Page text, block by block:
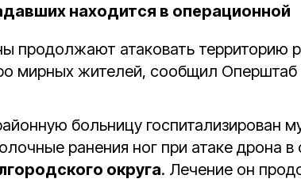
находится в операционной
продолжают атаковать территорию
мирных жителей, сообщил Оперштаб
больницу госпитализирован
ранения ног при атаке дрона в
округа. Лечение он